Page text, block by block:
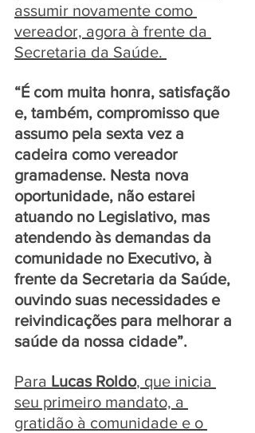
assumir novamente como
vereador, agora à frente da
Secretaria da Saúde.
“É com muita honra, satisfação
e, também, compromisso que
assumo pela sexta vez a
cadeira como vereador
gramadense. Nesta nova
oportunidade, não estarei
atuando no Legislativo, mas
atendendo às demandas da
comunidade no Executivo, à
frente da Secretaria da Saúde,
ouvindo suas necessidades e
reivindicações para melhorar a
saúde da nossa cidade”.
Para Lucas Roldo, que inicia
seu primeiro mandato, a
gratidão à comunidade e o